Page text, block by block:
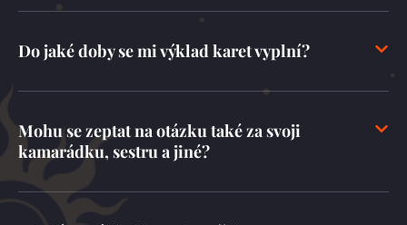
Do jaké doby se mi výklad karet vyplní?
Mohu se zeptat na otázku také za svoji
kamarádku, sestru a jiné?